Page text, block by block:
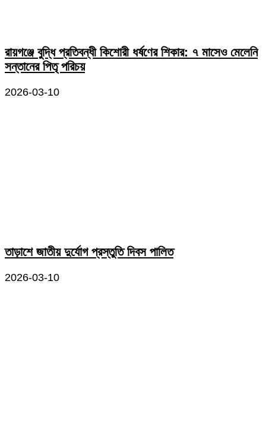
রায়গঞ্জে বুদ্ধি প্রতিবন্ধী কিশোরী ধর্ষণের শিকার: ৭ মাসেও মেলেনি
সন্তানের পিতৃ পরিচয়
2026-03-10
তাড়াশে জাতীয় দুর্যোগ প্রস্তুতি দিবস পালিত
2026-03-10